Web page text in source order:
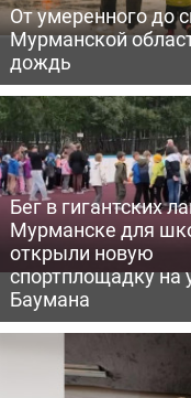
От умеренного до
Мурманской
дождь
Бег в гигантских
Мурманске для
открыли новую
спортплощадку на
Баумана